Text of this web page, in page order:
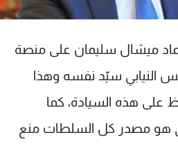
ميشال سليمان على منصة
النيابي سيّد نفسه وهذا
على هذه السيادة، كما
هو مصدر كل السلطات منع
وظائف
شروط الإسـتخدام